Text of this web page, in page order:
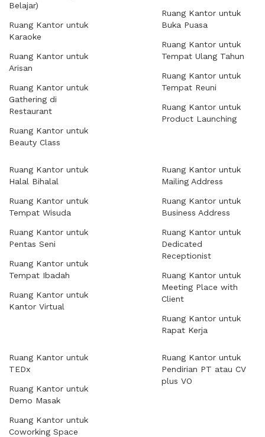
Belajar)
Ruang Kantor untuk
Karaoke
Ruang Kantor untuk
Arisan
Ruang Kantor untuk
Gathering di
Restaurant
Ruang Kantor untuk
Beauty Class
Ruang Kantor untuk
Buka Puasa
Ruang Kantor untuk
Tempat Ulang Tahun
Ruang Kantor untuk
Tempat Reuni
Ruang Kantor untuk
Product Launching
Ruang Kantor untuk
Halal Bihalal
Ruang Kantor untuk
Tempat Wisuda
Ruang Kantor untuk
Pentas Seni
Ruang Kantor untuk
Tempat Ibadah
Ruang Kantor untuk
Kantor Virtual
Ruang Kantor untuk
Mailing Address
Ruang Kantor untuk
Business Address
Ruang Kantor untuk
Dedicated
Receptionist
Ruang Kantor untuk
Meeting Place with
Client
Ruang Kantor untuk
Rapat Kerja
Ruang Kantor untuk
TEDx
Ruang Kantor untuk
Demo Masak
Ruang Kantor untuk
Coworking Space
Ruang Kantor untuk
Pendirian PT atau CV
plus VO